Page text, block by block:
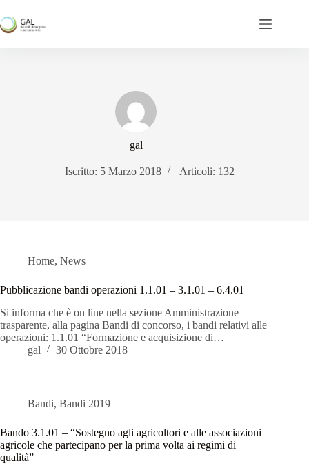
al
contenuto
gal
Iscritto: 5 Marzo 2018 Articoli: 132
Home, News
Pubblicazione bandi operazioni 1.1.01 – 3.1.01 – 6.4.01
Si informa che è on line nella sezione Amministrazione
trasparente, alla pagina Bandi di concorso, i bandi relativi alle
operazioni: 1.1.01 “Formazione e acquisizione di…
gal
30 Ottobre 2018
Bandi, Bandi 2019
Bando 3.1.01 – “Sostegno agli agricoltori e alle associazioni
agricole che partecipano per la prima volta ai regimi di
qualità”